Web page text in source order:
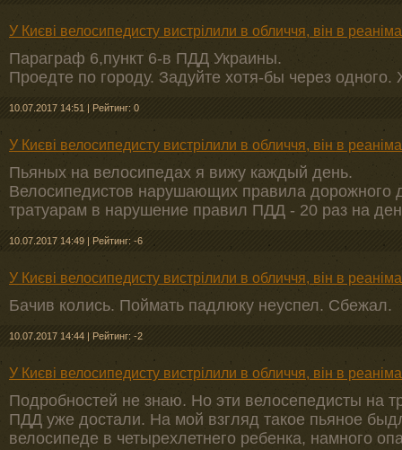
У Києві велосипедисту вистрілили в обличчя, він в
Параграф 6,пункт 6-в ПДД Украины.
Проедте по городу. Задуйте хотя-бы через
10.07.2017 14:51 | Рейтинг: 0
У Києві велосипедисту вистрілили в обличчя, він в
Пьяных на велосипедах я вижу каждый день.
Велосипедистов нарушающих правила дорожного
тратуарам в нарушение правил ПДД - 20 раз на
10.07.2017 14:49 | Рейтинг: -6
У Києві велосипедисту вистрілили в обличчя, він в
Бачив колись. Поймать падлюку неуспел. Сбежал.
10.07.2017 14:44 | Рейтинг: -2
У Києві велосипедисту вистрілили в обличчя, він в
Подробностей не знаю. Но эти велосепедисты на
ПДД уже достали. На мой взгляд такое пьяное
велосипеде в четырехлетнего ребенка, намного